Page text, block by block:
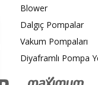
Blower
Dalgıç Pompalar
Vakum Pompaları
Diyaframlı Pompa